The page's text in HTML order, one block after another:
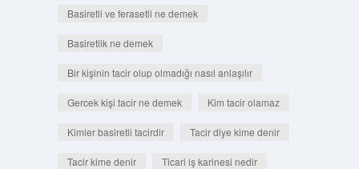
Basiretli ve ferasetli ne demek
Basiretlik ne demek
Bir kişinin tacir olup olmadığı nasıl anlaşılır
Gercek kişi tacir ne demek Kim tacir olamaz
Kimler basiretli tacirdir Tacir diye kime denir
Tacir kime denir Ticari iş karinesi nedir